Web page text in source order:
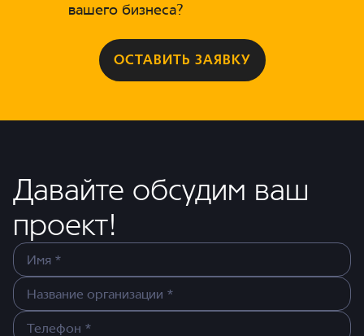
вашего бизнеса?
ОСТАВИТЬ ЗАЯВКУ
Давайте обсудим ваш
проект!